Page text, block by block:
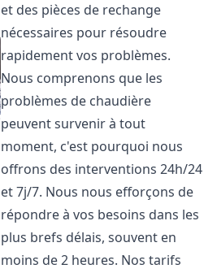
et des pièces de rechange
nécessaires pour résoudre
rapidement vos problèmes.
Nous comprenons que les
problèmes de chaudière
peuvent survenir à tout
moment, c'est pourquoi nous
offrons des interventions 24h/24
et 7j/7. Nous nous efforçons de
répondre à vos besoins dans les
plus brefs délais, souvent en
moins de 2 heures. Nos tarifs